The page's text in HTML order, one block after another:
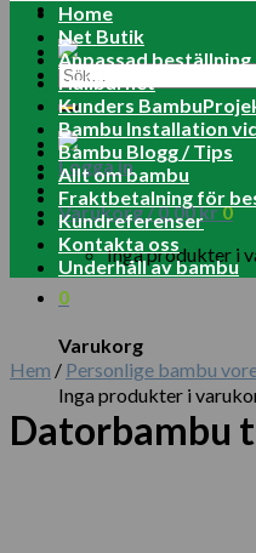
Sök
efter:
Logga in
Varukorg /0.00kr0
Inga produkter i
0
Varukorg
Inga produkter i
Home
Net Butik
Anpassad beställning
Hållbarhet
Kunders
Bambu Installation
Bambu Blogg / Tips
Allt om bambu
Fraktbetalning för
Kundreferenser
Kontakta oss
Underhåll av bambu
Hem / Personlige bambu
Datorbambu